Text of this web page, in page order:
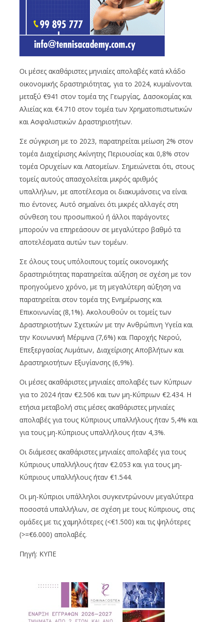
Οι μέσες ακαθάριστες μηνιαίες απολαβές κατά κλάδο
οικονομικής δραστηριότητας, για το 2024, κυμαίνονται
μεταξύ €941 στον τομέα της Γεωργίας, Δασοκομίας και
Αλιείας και €4.710 στον τομέα των Χρηματοπιστωτικών
και Ασφαλιστικών Δραστηριοτήτων.
Σε σύγκριση με το 2023, παρατηρείται μείωση 2% στον
τομέα Διαχείρισης Ακίνητης Περιουσίας και 0,8% στον
τομέα Ορυχείων και Λατομείων. Σημειώνεται ότι, στους
τομείς αυτούς απασχολείται μικρός αριθμός
υπαλλήλων, με αποτέλεσμα οι διακυμάνσεις να είναι
πιο έντονες. Αυτό σημαίνει ότι μικρές αλλαγές στη
σύνθεση του προσωπικού ή άλλοι παράγοντες
μπορούν να επηρεάσουν σε μεγαλύτερο βαθμό τα
αποτελέσματα αυτών των τομέων.
Σε όλους τους υπόλοιπους τομείς οικονομικής
δραστηριότητας παρατηρείται αύξηση σε σχέση με τον
προηγούμενο χρόνο, με τη μεγαλύτερη αύξηση να
παρατηρείται στον τομέα της Ενημέρωσης και
Επικοινωνίας (8,1%). Ακολουθούν οι τομείς των
Δραστηριοτήτων Σχετικών με την Ανθρώπινη Υγεία και
την Κοινωνική Μέριμνα (7,6%) και Παροχής Νερού,
Επεξεργασίας Λυμάτων, Διαχείρισης Αποβλήτων και
Δραστηριοτήτων Εξυγίανσης (6,9%).
Οι μέσες ακαθάριστες μηνιαίες απολαβές των Κύπριων
για το 2024 ήταν €2.506 και των μη-Κύπριων €2.434. Η
ετήσια μεταβολή στις μέσες ακαθάριστες μηνιαίες
απολαβές για τους Κύπριους υπαλλήλους ήταν 5,4% και
για τους μη-Κύπριους υπαλλήλους ήταν 4,3%.
Οι διάμεσες ακαθάριστες μηνιαίες απολαβές για τους
Κύπριους υπαλλήλους ήταν €2.053 και για τους μη-
Κύπριους υπαλλήλους ήταν €1.544.
Οι μη-Κύπριοι υπάλληλοι συγκεντρώνουν μεγαλύτερα
ποσοστά υπαλλήλων, σε σχέση με τους Κύπριους, στις
ομάδες με τις χαμηλότερες (<€1.500) και τις ψηλότερες
(>=€6.000) απολαβές.
Πηγή: ΚΥΠΕ